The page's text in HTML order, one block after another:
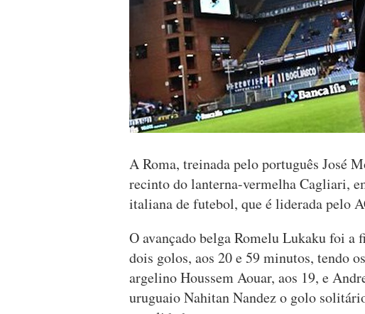
A Roma, treinada pelo português José
recinto do lanterna-vermelha Cagliari,
italiana de futebol, que é liderada pelo
O avançado belga Romelu Lukaku foi a
dois golos, aos 20 e 59 minutos, tendo
argelino Houssem Aouar, aos 19, e
uruguaio Nahitan Nandez o golo